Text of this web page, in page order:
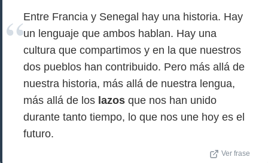
Entre Francia y Senegal hay una historia. Hay
un lenguaje que ambos hablan. Hay una
cultura que compartimos y en la que nuestros
dos pueblos han contribuido. Pero más allá de
nuestra historia, más allá de nuestra lengua,
más allá de los lazos que nos han unido
durante tanto tiempo, lo que nos une hoy es el
futuro.
Ver frase